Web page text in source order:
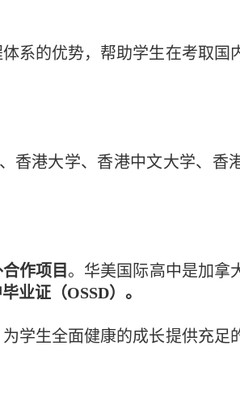
系的优势，帮助学生在考取国
香港大学、香港中文大学、香
作项目 。 华美国际高中是加拿
业证（OSSD）。
学生全面健康的成长提供充足